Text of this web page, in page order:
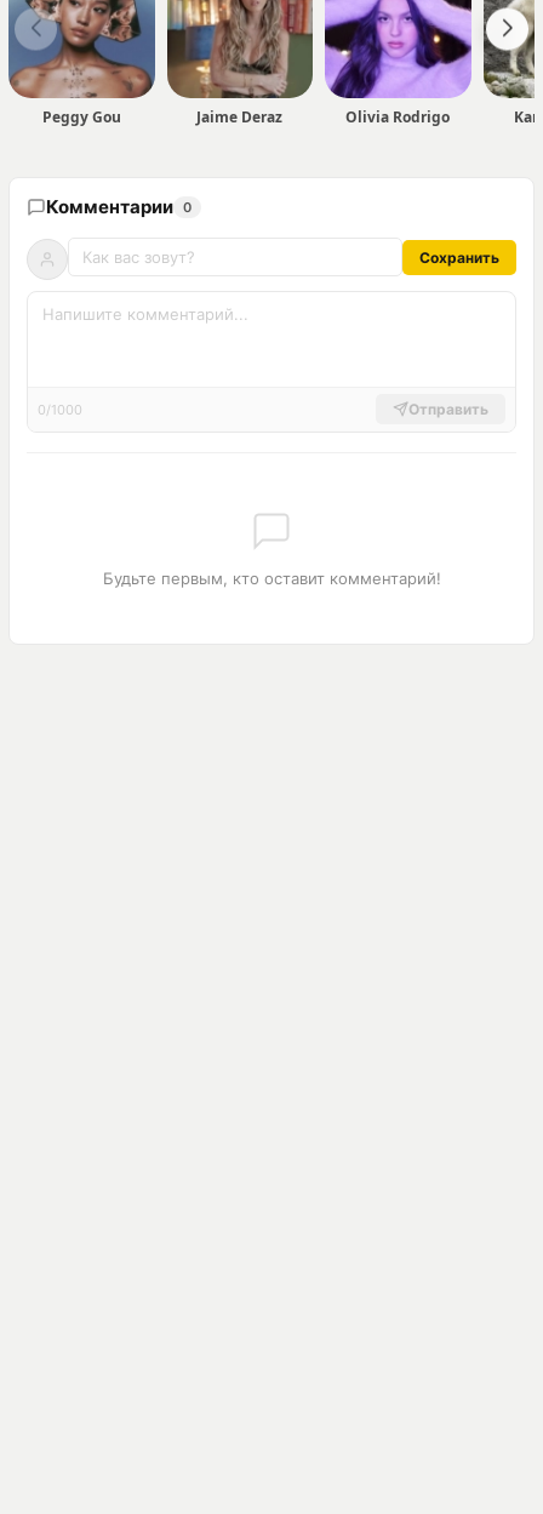
Peggy Gou Jaime Deraz Olivia Rodrigo
Комментарии 0
Сохранить
0/1000 Отправить
Будьте первым, кто оставит комментарий!